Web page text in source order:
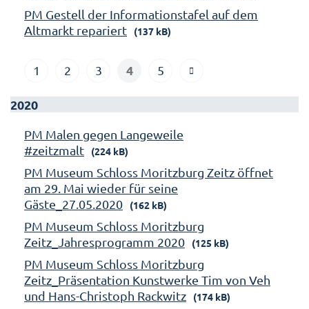
PM Gestell der Informationstafel auf dem
Altmarkt repariert
(137 kB)
1 2 3 4 5
2020
PM Malen gegen Langeweile
#zeitzmalt
(224 kB)
PM Museum Schloss Moritzburg Zeitz öffnet
am 29. Mai wieder für seine
Gäste_27.05.2020
(162 kB)
PM Museum Schloss Moritzburg
Zeitz_Jahresprogramm 2020
(125 kB)
PM Museum Schloss Moritzburg
Zeitz_Präsentation Kunstwerke Tim von Veh
und Hans-Christoph Rackwitz
(174 kB)